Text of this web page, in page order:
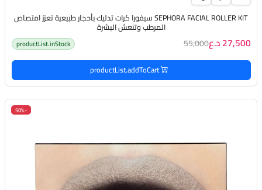
SEPHORA FACIAL ROLLER KIT سيفورا كرات تدليك بأحجار طبيعية تعزز امتصاص
المرطب وتنعش البشرة
27,500 د.ع 55,000
productList.inStock
productList.addToCart
-50%